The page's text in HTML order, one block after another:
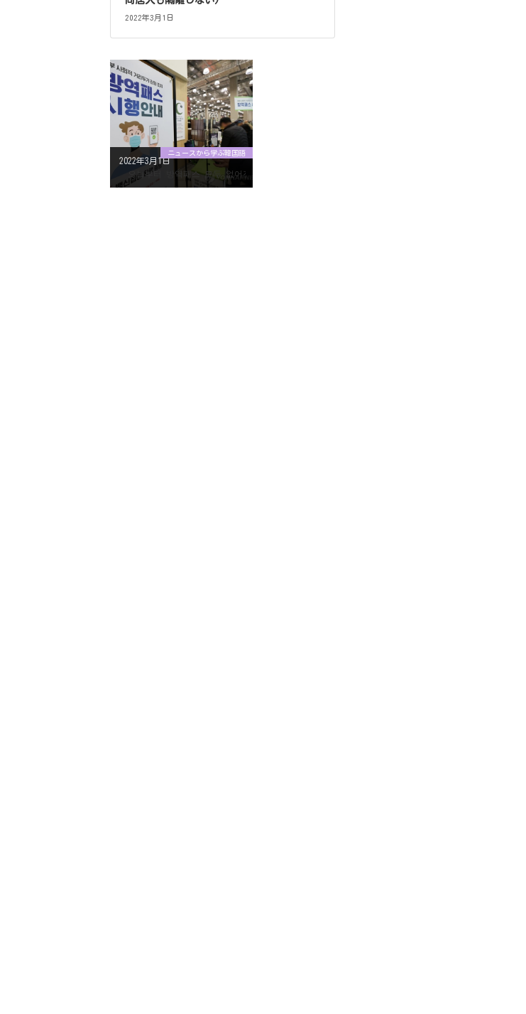
2022年3月1日
2022年3月1日
ニュースから学ぶ韓国語
오늘부터 방역패스 모두 없어진다…확진자 동거인도 격리 안 해 (今日からワクチンパスポートがすべ